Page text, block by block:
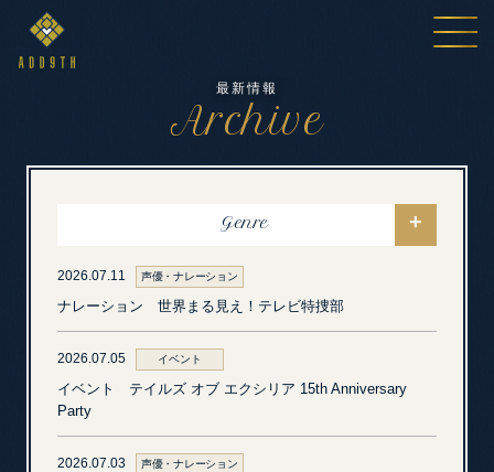
最新情報
Archive
Genre
2026.07.11 声優・ナレーション
ナレーション 世界まる見え！テレビ特捜部
2026.07.05 イベント
イベント テイルズ オブ エクシリア 15th Anniversary
Party
2026.07.03 声優・ナレーション